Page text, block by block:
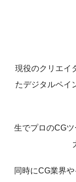
現役のクリエイ
たデジタルペイ
生でプロのCG
同時にCG業界